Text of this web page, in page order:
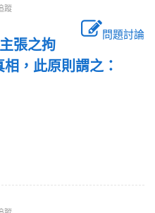
蹤
問題討論
張之拘
相，此原則謂之：